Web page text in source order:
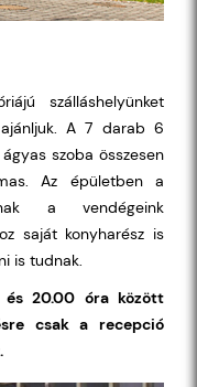
szálláshelyünket
A 7 darab 6
szoba összesen
Az épületben a
a vendégeink
saját konyharész is
is tudnak.
és 20.00 óra között
csak a recepció